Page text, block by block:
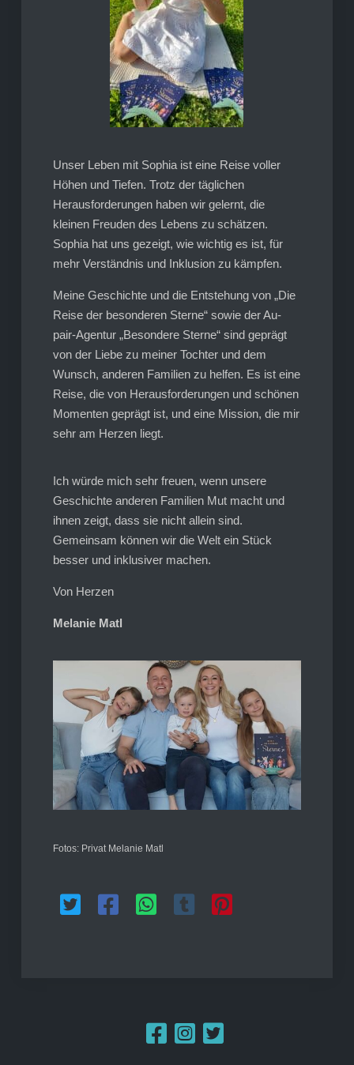
Unser Leben mit Sophia ist eine Reise voller
Höhen und Tiefen. Trotz der täglichen
Herausforderungen haben wir gelernt, die
kleinen Freuden des Lebens zu schätzen.
Sophia hat uns gezeigt, wie wichtig es ist, für
mehr Verständnis und Inklusion zu kämpfen.
Meine Geschichte und die Entstehung von „Die
Reise der besonderen Sterne“ sowie der Au-
pair-Agentur „Besondere Sterne“ sind geprägt
von der Liebe zu meiner Tochter und dem
Wunsch, anderen Familien zu helfen. Es ist eine
Reise, die von Herausforderungen und schönen
Momenten geprägt ist, und eine Mission, die mir
sehr am Herzen liegt.
Ich würde mich sehr freuen, wenn unsere
Geschichte anderen Familien Mut macht und
ihnen zeigt, dass sie nicht allein sind.
Gemeinsam können wir die Welt ein Stück
besser und inklusiver machen.
Von Herzen
Melanie Matl
Fotos: Privat Melanie Matl